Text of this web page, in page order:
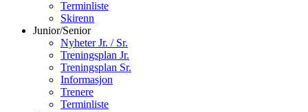
Terminliste
Skirenn
Junior/Senior
Nyheter Jr. / Sr.
Treningsplan Jr.
Treningsplan Sr.
Informasjon
Trenere
Terminliste